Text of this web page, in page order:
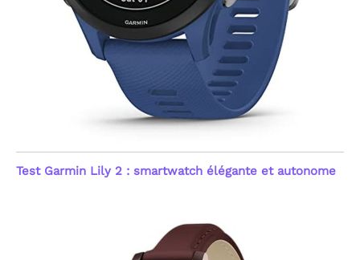
avancé de nouvelle
génération. Cette montre
connectée femme et
homme assure un suivi
continu 24h/24 de votre
fréquence cardiaque et
du taux d'oxygène dans le
sang (SpO2). Le système
émet une alerte
d'anomalie du rythme
cardiaque, offrant une
de vos activités sur votre
forme. Note : Ce produit
n'est pas un dispositif
Test Garmin Lily 2 : smartwatch élégante et autonome